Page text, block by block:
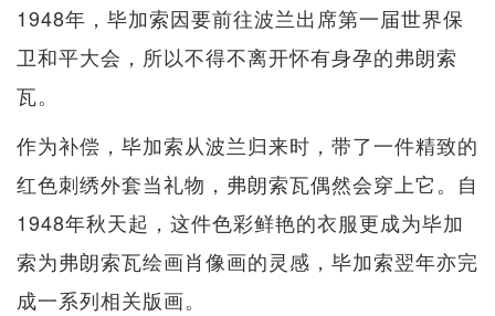
1948年，毕加索因要前往波兰出席第一届世界保
卫和平大会，所以不得不离开怀有身孕的弗朗索
瓦。
作为补偿，毕加索从波兰归来时，带了一件精致的
红色刺绣外套当礼物，弗朗索瓦偶然会穿上它。自
1948年秋天起，这件色彩鲜艳的衣服更成为毕加
索为弗朗索瓦绘画肖像画的灵感，毕加索翌年亦完
成一系列相关版画。